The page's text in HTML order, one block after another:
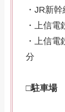
・JR新
・上信
・上信
分
□駐車場